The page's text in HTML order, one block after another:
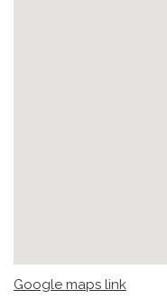
Google maps link